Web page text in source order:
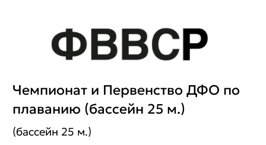
Чемпионат и Первенство ДФО по
плаванию (бассейн 25 м.)
(бассейн 25 м.)